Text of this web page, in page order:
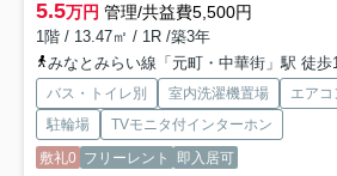
5.5万円 管理/共益費5,500円
1階 / 13.47㎡ / 1R /築3年
みなとみらい線「元町・中華街」駅 徒歩
バス・トイレ別 室内洗濯機置場 エアコ
駐輪場
TVモニタ付インターホン
敷礼0 フリーレント 即入居可